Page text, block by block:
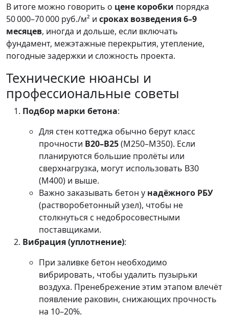
В итоге можно говорить о цене коробки порядка
50 000–70 000 руб./м² и сроках возведения 6–9
месяцев, иногда и дольше, если включать
фундамент, межэтажные перекрытия, утепление,
погодные задержки и сложность проекта.
Технические нюансы и
профессиональные советы
Подбор марки бетона:
Для стен коттеджа обычно берут класс
прочности B20–B25(М250–М350). Если
планируются большие пролёты или
сверхнагрузка, могут использовать B30
(М400) и выше.
Важно заказывать бетон у надёжного РБУ
(растворобетонный узел), чтобы не
столкнуться с недобросовестными
поставщиками.
Вибрация (уплотнение):
При заливке бетон необходимо
вибрировать, чтобы удалить пузырьки
воздуха. Пренебрежение этим этапом влечёт
появление раковин, снижающих прочность
на 10–20%.